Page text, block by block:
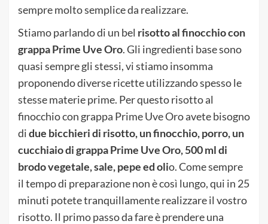
sempre molto semplice da realizzare.
Stiamo parlando di un bel risotto al finocchio con
grappa Prime Uve Oro. Gli ingredienti base sono
quasi sempre gli stessi, vi stiamo insomma
proponendo diverse ricette utilizzando spesso le
stesse materie prime. Per questo risotto al
finocchio con grappa Prime Uve Oro avete bisogno
didue bicchieri di risotto, un finocchio, porro, un
cucchiaio di grappa Prime Uve Oro, 500 ml di
brodo vegetale, sale, pepe ed olio. Come sempre
il tempo di preparazione non è così lungo, qui in 25
minuti potete tranquillamente realizzare il vostro
risotto. Il primo passo da fare è prendere una